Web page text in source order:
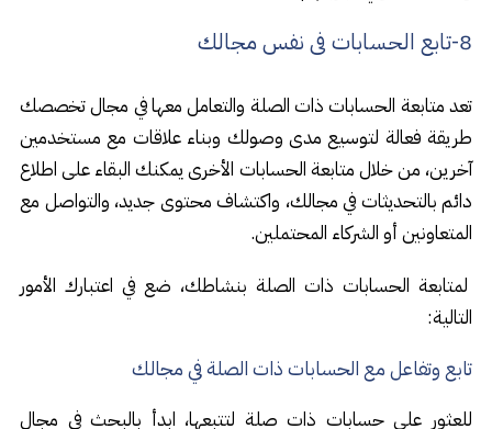
8-تابع الحسابات فى نفس مجالك
تعد متابعة الحسابات ذات الصلة والتعامل معها في مجال تخصصك
طريقة فعالة لتوسيع مدى وصولك وبناء علاقات مع مستخدمين
آخرين، من خلال متابعة الحسابات الأخرى يمكنك البقاء على اطلاع
دائم بالتحديثات في مجالك، واكتشاف محتوى جديد، والتواصل مع
المتعاونين أو الشركاء المحتملين.
لمتابعة الحسابات ذات الصلة بنشاطك، ضع في اعتبارك الأمور
التالية:
تابع وتفاعل مع الحسابات ذات الصلة في مجالك
للعثور على حسابات ذات صلة لتتبعها، ابدأ بالبحث في مجال